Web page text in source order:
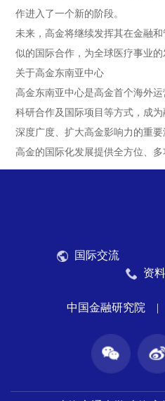
作进入了一个新的阶段。
未来，高金将继续发挥其在金融
似的国际合作，为全球医疗事业的
关于高金东南亚中心
高金东南亚中心是高金首个海外
科研合作及国际项目等方式，成
深度广度、扩大高金影响力的重
高金的国际化发展提供全方位、多
国际交流
资
中国金融研究院 |